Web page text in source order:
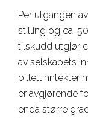
Per utgangen
stilling og ca.
tilskudd utgjør
av selskapets
billettinntekter
er avgjørende
enda større